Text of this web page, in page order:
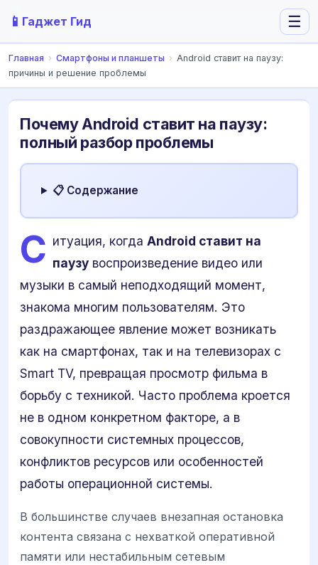
📱 Гаджет Гид ☰
Главная › Смартфоны и планшеты › Android ставит на паузу:
причины и решение проблемы
Почему Android ставит на паузу:
полный разбор проблемы
📋 Содержание
С итуация, когда Android ставит на
паузу воспроизведение видео или
музыки в самый неподходящий момент,
знакома многим пользователям. Это
раздражающее явление может возникать
как на смартфонах, так и на телевизорах с
Smart TV, превращая просмотр фильма в
борьбу с техникой. Часто проблема кроется
не в одном конкретном факторе, а в
совокупности системных процессов,
конфликтов ресурсов или особенностей
работы операционной системы.
В большинстве случаев внезапная остановка
контента связана с нехваткой оперативной
памяти или нестабильным сетевым